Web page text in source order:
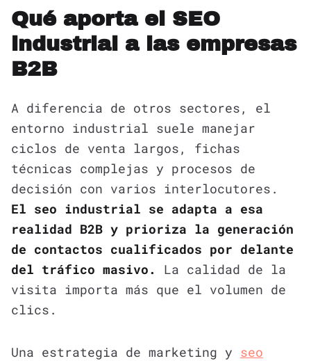
Qué aporta el SEO
industrial a las empresas
B2B
A diferencia de otros sectores, el
entorno industrial suele manejar
ciclos de venta largos, fichas
técnicas complejas y procesos de
decisión con varios interlocutores.
El seo industrial se adapta a esa
realidad B2B y prioriza la generación
de contactos cualificados por delante
del tráfico masivo.
La calidad de la
visita importa más que el volumen de
clics.
Una estrategia de marketing y seo